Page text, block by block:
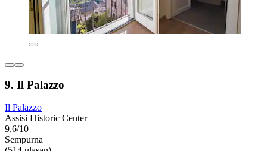
9. Il Palazzo
Il Palazzo
Assisi Historic Center
9,6/10
Sempurna